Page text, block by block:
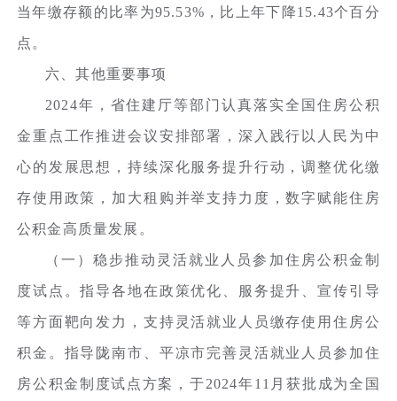
当年缴存额的比率为95.53%，比上年下降15.43个百分
点。
六、其他重要事项
2024年，省住建厅等部门认真落实全国住房公积
金重点工作推进会议安排部署，深入践行以人民为中
心的发展思想，持续深化服务提升行动，调整优化缴
存使用政策，加大租购并举支持力度，数字赋能住房
公积金高质量发展。
（一）稳步推动灵活就业人员参加住房公积金制
度试点。指导各地在政策优化、服务提升、宣传引导
等方面靶向发力，支持灵活就业人员缴存使用住房公
积金。指导陇南市、平凉市完善灵活就业人员参加住
房公积金制度试点方案，于2024年11月获批成为全国